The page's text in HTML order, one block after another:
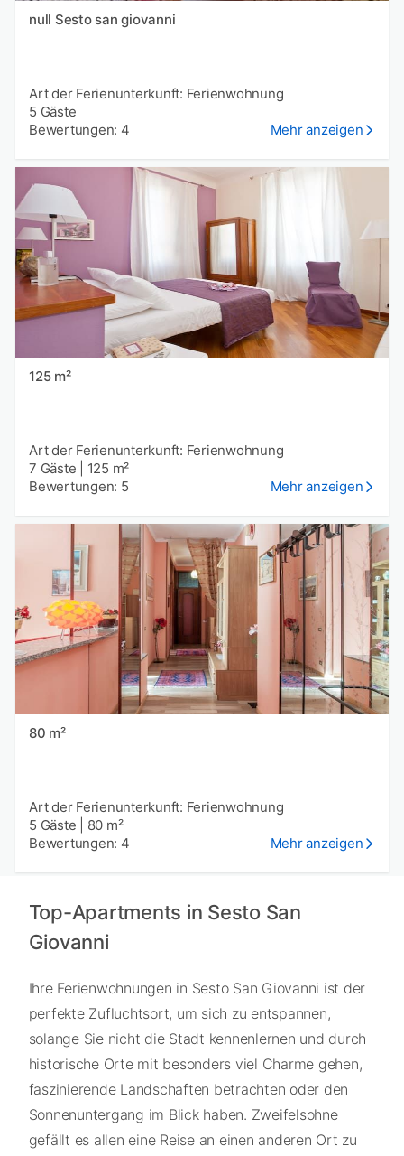
null Sesto san giovanni
Art der Ferienunterkunft: Ferienwohnung
5 Gäste
Bewertungen: 4
Mehr anzeigen
125 m²
Art der Ferienunterkunft: Ferienwohnung
7 Gäste
125 m²
Bewertungen: 5
Mehr anzeigen
80 m²
Art der Ferienunterkunft: Ferienwohnung
5 Gäste
80 m²
Bewertungen: 4
Mehr anzeigen
Top-Apartments in Sesto San
Giovanni
Ihre Ferienwohnungen in Sesto San Giovanni ist der
perfekte Zufluchtsort, um sich zu entspannen,
solange Sie nicht die Stadt kennenlernen und durch
historische Orte mit besonders viel Charme gehen,
faszinierende Landschaften betrachten oder den
Sonnenuntergang im Blick haben. Zweifelsohne
gefällt es allen eine Reise an einen anderen Ort zu